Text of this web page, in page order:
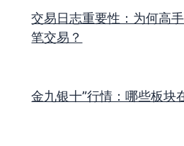
交易日志重要性：为何高
笔交易？
金九银十”行情：哪些板块